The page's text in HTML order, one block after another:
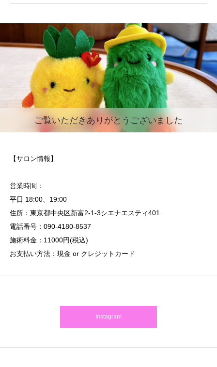
ご覧いただきありがとうございました
【サロン情報】
営業時間：
平日 18:00、19:00
住所：東京都中央区新富2-1-3シエナエスティ401
電話番号：090-4180-8537
施術料金：11000円(税込)
お支払い方法：現金 or クレジットカード
Instagram